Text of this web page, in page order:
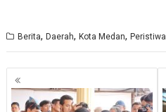
Berita,Daerah,Kota Medan,Peristiwa
Navigasi
pos